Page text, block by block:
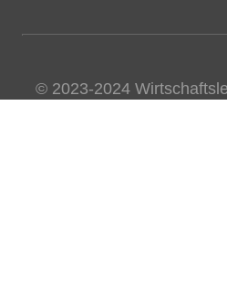
© 2023-2024